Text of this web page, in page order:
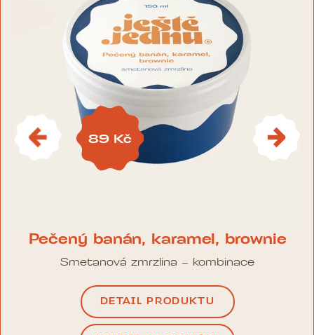
Pečený banán, karamel, brownie
89 Kč
Smetanová zmrzlina – kombinace
DETAIL PRODUKTU